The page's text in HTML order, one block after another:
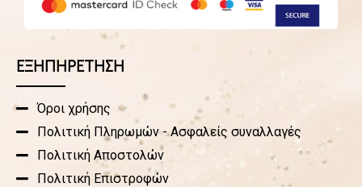
ΕΞΗΠΗΡΕΤΗΣΗ
Όροι χρήσης
Πολιτική Πληρωμών - Ασφαλείς συναλλαγές
Πολιτική Αποστολών
Πολιτική Επιστροφών